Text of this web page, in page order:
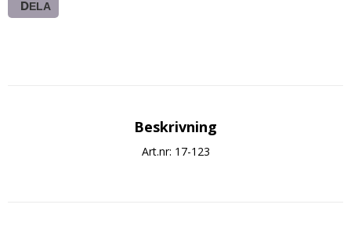
DELA
Beskrivning
Art.nr: 17-123